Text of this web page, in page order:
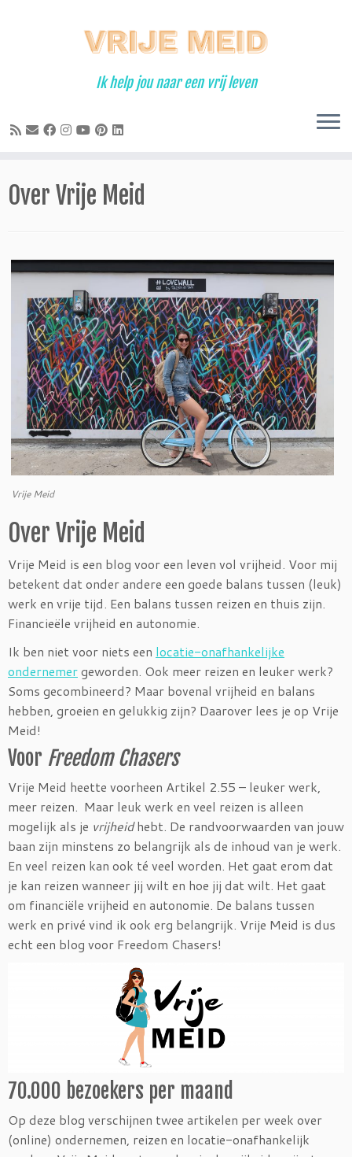
Ik help jou naar een vrij leven
Over Vrije Meid
Vrije Meid
Over Vrije Meid
Vrije Meid is een blog voor een leven vol vrijheid. Voor mij
betekent dat onder andere een goede balans tussen (leuk)
werk en vrije tijd. Een balans tussen reizen en thuis zijn.
Financieële vrijheid en autonomie.
Ik ben niet voor niets een locatie-onafhankelijke
ondernemergeworden. Ook meer reizen en leuker werk?
Soms gecombineerd? Maar bovenal vrijheid en balans
hebben, groeien en gelukkig zijn? Daarover lees je op Vrije
Meid!
Voor Freedom Chasers
Vrije Meid heette voorheen Artikel 2.55 – leuker werk,
meer reizen. Maar leuk werk en veel reizen is alleen
mogelijk als je vrijheidhebt. De randvoorwaarden van jouw
baan zijn minstens zo belangrijk als de inhoud van je werk.
En veel reizen kan ook té veel worden. Het gaat erom dat
je kan reizen wanneer jij wilt en hoe jij dat wilt. Het gaat
om financiële vrijheid en autonomie. De balans tussen
werk en privé vind ik ook erg belangrijk. Vrije Meid is dus
echt een blog voor Freedom Chasers!
70.000 bezoekers per maand
Op deze blog verschijnen twee artikelen per week over
(online) ondernemen, reizen en locatie-onafhankelijk